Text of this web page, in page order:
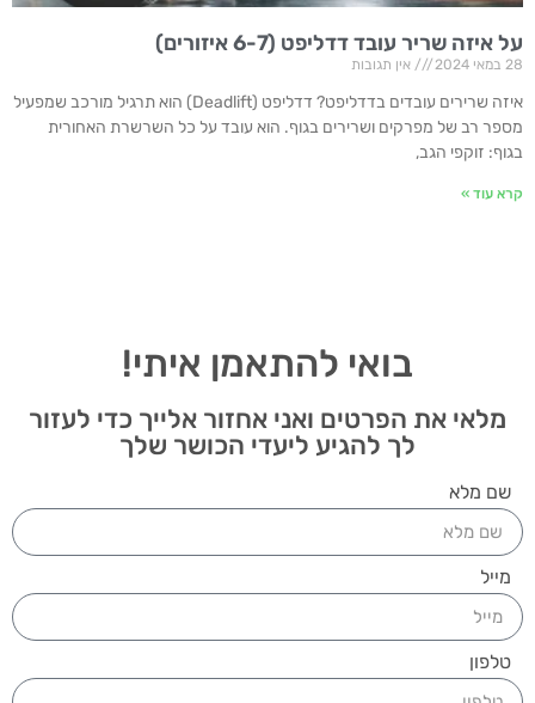
על איזה שריר עובד דדליפט (6-7 איזורים)
28 במאי 2024 אין תגובות
איזה שרירים עובדים בדדליפט? דדליפט (Deadlift) הוא תרגיל מורכב שמפעיל
מספר רב של מפרקים ושרירים בגוף. הוא עובד על כל השרשרת האחורית
בגוף: זוקפי הגב,
קרא עוד »
בואי להתאמן איתי!
מלאי את הפרטים ואני אחזור אלייך כדי לעזור
לך להגיע ליעדי הכושר שלך
שם מלא
מייל
טלפון